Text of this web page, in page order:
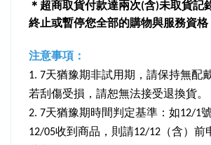
＊超商取貨付款達兩次(含)未取貨記
終止或暫停您全部的購物與服務資格
注意事項：
1. 7天猶豫期非試用期，請保持無配
若刮傷受損，請恕無法接受退換貨。
2. 7天猶豫期時間判定基準：如12/1
12/05收到商品，則請12/12（含）前